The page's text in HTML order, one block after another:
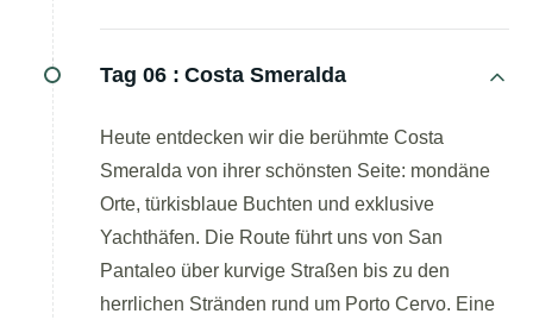
Tag 06 : Costa Smeralda
Heute entdecken wir die berühmte Costa
Smeralda von ihrer schönsten Seite: mondäne
Orte, türkisblaue Buchten und exklusive
Yachthäfen. Die Route führt uns von San
Pantaleo über kurvige Straßen bis zu den
herrlichen Stränden rund um Porto Cervo. Eine